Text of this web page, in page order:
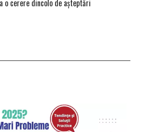
o cerere dincolo de așteptări